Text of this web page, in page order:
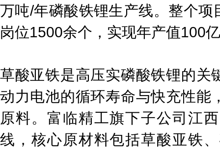
万吨/年磷酸铁锂生产线。整个
岗位1500余个，实现年产值100
草酸亚铁是高压实磷酸铁锂的关
动力电池的循环寿命与快充性能
原料。富临精工旗下子公司江
线，核心原材料包括草酸亚铁